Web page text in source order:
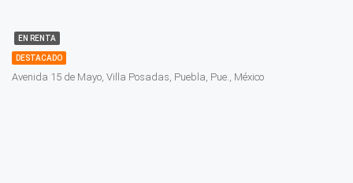
EN RENTA
DESTACADO
Avenida 15 de Mayo, Villa Posadas, Puebla, Pue., México